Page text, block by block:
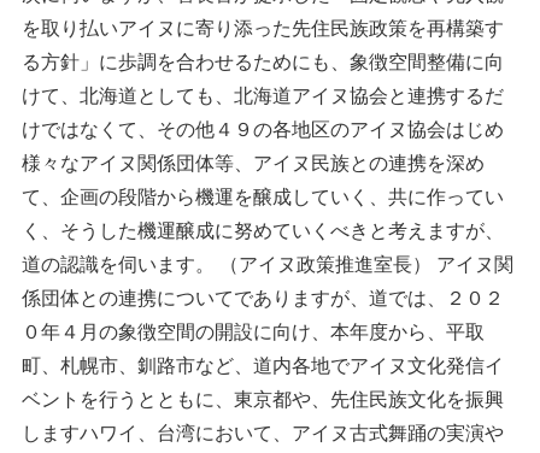
を取り払いアイヌに寄り添った先住民族政策を再構築す
る方針」に歩調を合わせるためにも、象徴空間整備に向
けて、北海道としても、北海道アイヌ協会と連携するだ
けではなくて、その他４９の各地区のアイヌ協会はじめ
様々なアイヌ関係団体等、アイヌ民族との連携を深め
て、企画の段階から機運を醸成していく、共に作ってい
く、そうした機運醸成に努めていくべきと考えますが、
道の認識を伺います。 （アイヌ政策推進室長） アイヌ関
係団体との連携についてでありますが、道では、２０２
０年４月の象徴空間の開設に向け、本年度から、平取
町、札幌市、釧路市など、道内各地でアイヌ文化発信イ
ベントを行うとともに、東京都や、先住民族文化を振興
しますハワイ、台湾において、アイヌ古式舞踊の実演や